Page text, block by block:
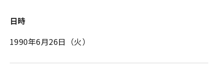
日時
1990年6月26日（火）